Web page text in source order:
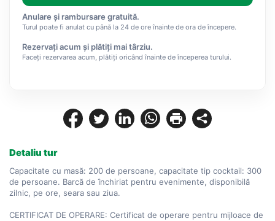
Detaliu tur
Capacitate cu masă: 200 de persoane, capacitate tip cocktail: 300
de persoane. Barcă de închiriat pentru evenimente, disponibilă
zilnic, pe ore, seara sau ziua.
CERTIFICAT DE OPERARE: Certificat de operare pentru mijloace de
Anulare și rambursare gratuită.
Turul poate fi anulat cu până la 24 de ore înainte de ora de începere.
Rezervați acum și plătiți mai târziu.
Faceți rezervarea acum, plătiți oricând înainte de începerea turului.